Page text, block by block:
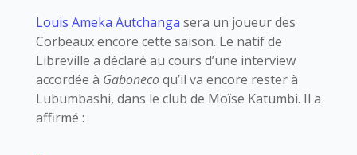
Louis Ameka Autchanga sera un joueur des
Corbeaux encore cette saison. Le natif de
Libreville a déclaré au cours d’une interview
accordée à Gabonecoqu’il va encore rester à
Lubumbashi, dans le club de Moïse Katumbi. Il a
affirmé :